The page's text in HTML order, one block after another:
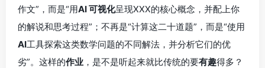
作文”，而是“用AI可视化呈现XXX的核心概念，并配上你
的解说和思考过程”；不再是“计算这二十道题”，而是“使用
AI工具探索这类数学问题的不同解法，并分析它们的优
劣”。这样的作业 ，是不是听起来就比传统的要有趣得多？